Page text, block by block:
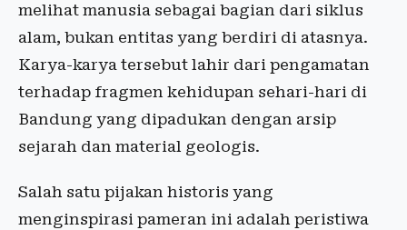
melihat manusia sebagai bagian dari siklus
alam, bukan entitas yang berdiri di atasnya.
Karya-karya tersebut lahir dari pengamatan
terhadap fragmen kehidupan sehari-hari di
Bandung yang dipadukan dengan arsip
sejarah dan material geologis.
Salah satu pijakan historis yang
menginspirasi pameran ini adalah peristiwa